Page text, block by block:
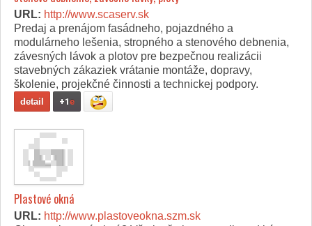
URL: http://www.scaserv.sk
Predaj a prenájom fasádneho, pojazdného a
modulárneho lešenia, stropného a stenového debnenia,
závesných lávok a plotov pre bezpečnou realizácii
stavebných zákaziek vrátanie montáže, dopravy,
školenie, projekčné činnosti a technickej podpory.
detail +1e
Plastové okná
URL: http://www.plastoveokna.szm.sk